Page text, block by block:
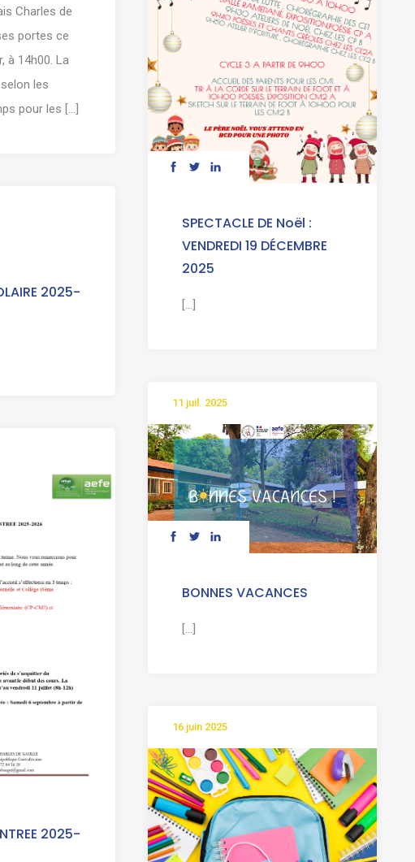
Charles de
portes ce
à 14h00. La
les
pour les [...]
SPECTACLE DE Noël :
VENDREDI 19 DÉCEMBRE
2025
[...]
2025-
11 juil. 2025
BONNES VACANCES
[...]
2025-
16 juin 2025